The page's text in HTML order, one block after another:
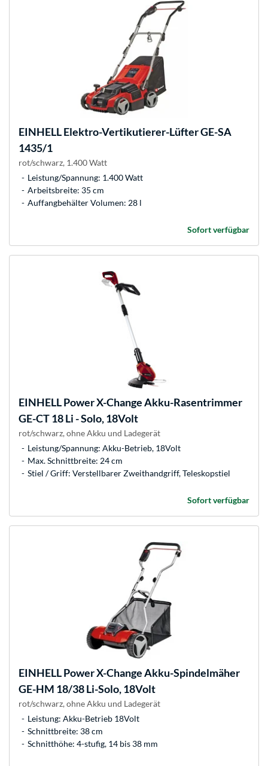
EINHELLElektro-Vertikutierer-Lüfter GE-SA
1435/1
rot/schwarz, 1.400 Watt
Leistung/Spannung: 1.400 Watt
Arbeitsbreite: 35 cm
Auffangbehälter Volumen: 28 l
Sofort verfügbar
EINHELLPower X-Change Akku-Rasentrimmer
GE-CT 18 Li - Solo, 18Volt
rot/schwarz, ohne Akku und Ladegerät
Leistung/Spannung: Akku-Betrieb, 18Volt
Max. Schnittbreite: 24 cm
Stiel / Griff: Verstellbarer Zweithandgriff, Teleskopstiel
Sofort verfügbar
EINHELLPower X-Change Akku-Spindelmäher
GE-HM 18/38 Li-Solo, 18Volt
rot/schwarz, ohne Akku und Ladegerät
Leistung: Akku-Betrieb 18Volt
Schnittbreite: 38 cm
Schnitthöhe: 4-stufig, 14 bis 38 mm